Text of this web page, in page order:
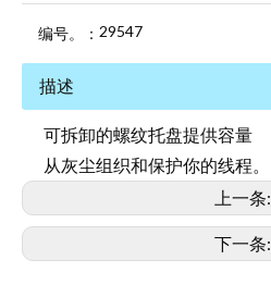
编号。： 29547
描述
可拆卸的螺纹托盘提供容量
从灰尘组织和保护你的线程。
上一条:
下一条: